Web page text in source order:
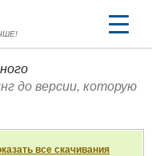
до версии, которую
все скачивания